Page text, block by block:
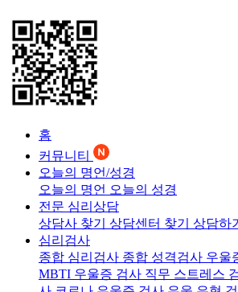
홈
커뮤니티
오늘의 명언/성경
오늘의 명언 오늘의 성경
전문 심리상담
상담사 찾기 상담센터 찾기 상담하기
심리검사
종합 심리검사 종합 성격검사 우울
MBTI 우울증 검사 직무 스트레스